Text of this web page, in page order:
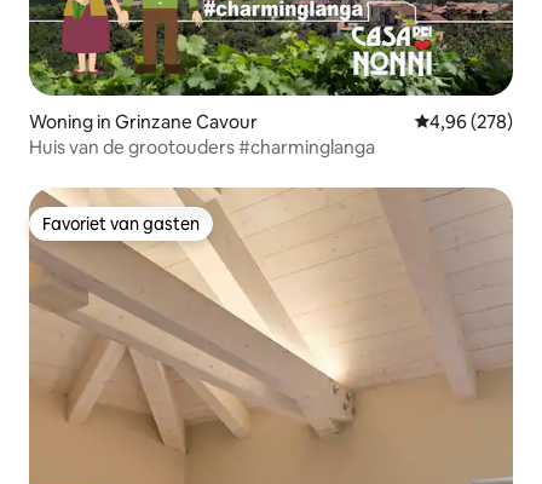
Woning in Grinzane Cavour Gemiddelde
4,96 (278)
Huis van de grootouders #charminglanga
Favoriet van gasten
Favoriet van gasten